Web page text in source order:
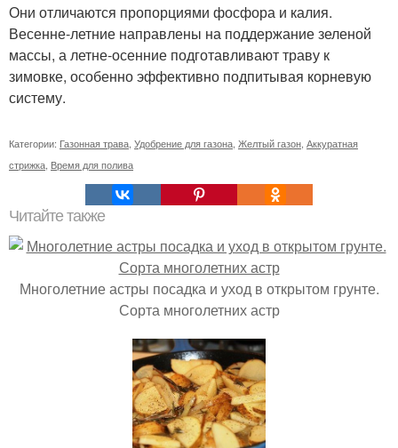
Они отличаются пропорциями фосфора и калия.
Весенне-летние направлены на поддержание зеленой
массы, а летне-осенние подготавливают траву к
зимовке, особенно эффективно подпитывая корневую
систему.
Категории: Газонная трава Удобрение для газона Желтый газон Аккуратная
стрижка Время для полива
Читайте также
Многолетние астры посадка и уход в открытом грунте.
Сорта многолетних астр